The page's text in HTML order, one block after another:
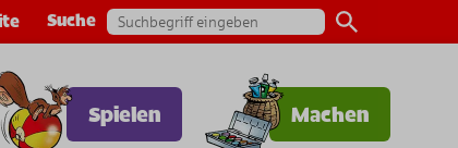
Suche
Spielen Machen